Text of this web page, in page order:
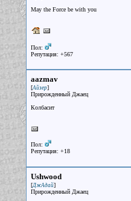
May the Force be with you
Пол:
Репутация: +567
aazmav
[Айзер]
Прирожденный Джаец
Колбасит
Пол:
Репутация: +18
Ushwood
[ДжАдай]
Прирожденный Джаец